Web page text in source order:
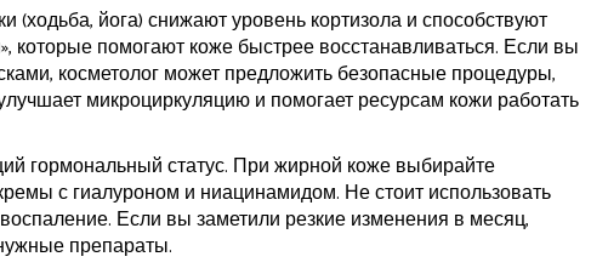
йога) снижают уровень кортизола и способствуют
которые помогают коже быстрее восстанавливаться. Если вы
косметолог может предложить безопасные процедуры,
микроциркуляцию и помогает ресурсам кожи работать
гормональный статус. При жирной коже выбирайте
с гиалуроном и ниацинамидом. Не стоит использовать
Если вы заметили резкие изменения в месяц,
препараты.